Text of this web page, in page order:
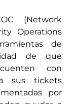
(Network
Operations
de
de que
con
sus tickets
por